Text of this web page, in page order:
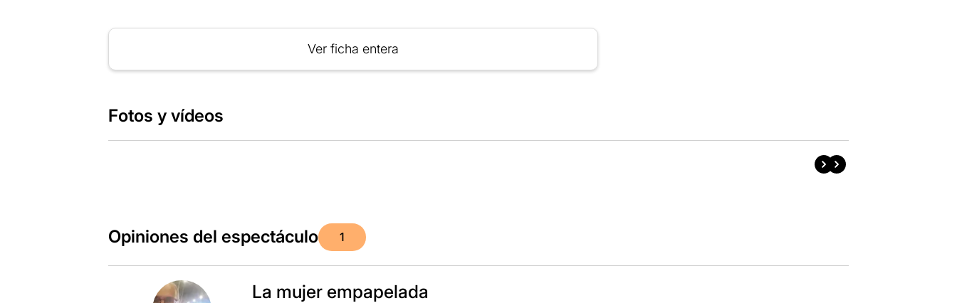
Ver ficha entera
Fotos y vídeos
Opiniones del espectáculo 1
La mujer empapelada